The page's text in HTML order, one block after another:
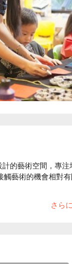
的藝術空間，專
觸藝術的機會相對
力，進而啟發他們
朋友共同參加，
さら